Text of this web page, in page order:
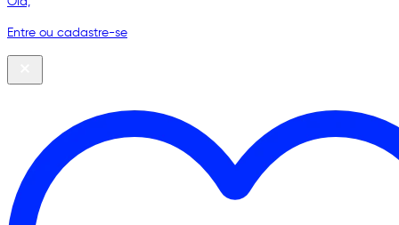
Entre ou cadastre-se